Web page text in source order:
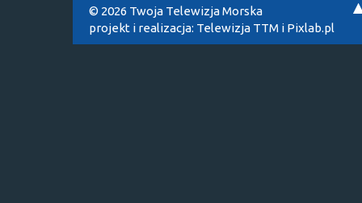
© 2026 Twoja Telewizja Morska
projekt i realizacja: Telewizja TTM i Pixlab.pl